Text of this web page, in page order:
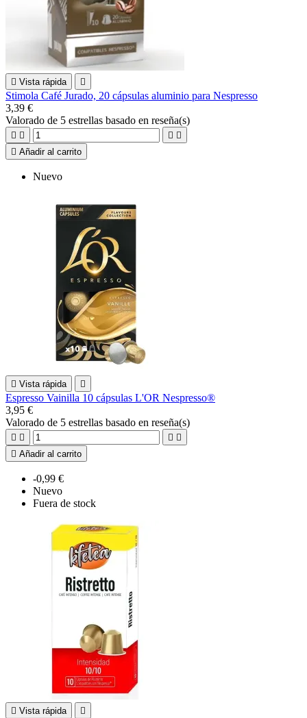
 Vista rápida 
Stimola Café Jurado, 20 cápsulas aluminio para Nespresso
3,39 €
Valorado de 5 estrellas basado en reseña(s)
   
 Añadir al carrito
Nuevo
 Vista rápida 
Espresso Vainilla 10 cápsulas L'OR Nespresso®
3,95 €
Valorado de 5 estrellas basado en reseña(s)
   
 Añadir al carrito
-0,99 €
Nuevo
Fuera de stock
 Vista rápida 